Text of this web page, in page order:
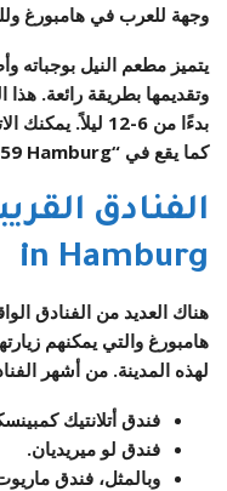
وجهة للعرب في هامبورغ
يتميز مطعم النيل بوجباته
وتقديمها بطريقة رائعة.
كما يقع في “Neuer Pferdemarkt 5، 20359 Hamburg”.
in Hamburg
هناك العديد من الفنادق
هامبورغ والتي يمكنهم
لهذه المدينة. من أشهر
فندق أتلانتيك
فندق لو ميريديان.
وبالمثل، فندق